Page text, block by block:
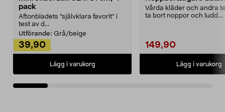
pack
Aftonbladets "självklara favorit” i
test av d...
Utförande: Grå/beige
39,90
Lägg i varukorg
Vårda kläder och andra
ta bort noppor och ludd.
149,90
Lägg i varukorg